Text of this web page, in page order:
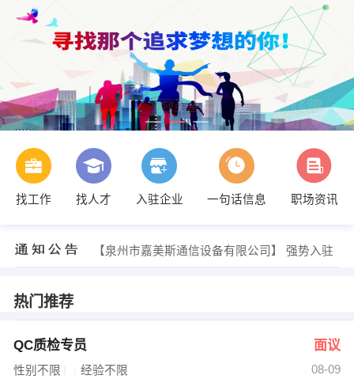
找工作 找人才 入驻企业 一句话信息 职场资讯
郑先生 发布 [冲压主管 ] 招聘信息
【泉州市嘉美斯通信设备有限公司】 强势入驻
郭先生、颜小姐 发布 [结构设计 ] 招聘信息
【德化县创臻陶瓷工作室】 强势入驻
热门推荐
QC质检专员 面议
性别不限 经验不限
08-09